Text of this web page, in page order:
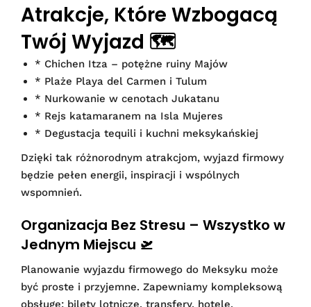
Atrakcje, Które Wzbogacą
Twój Wyjazd 🗺️
* Chichen Itza – potężne ruiny Majów
* Plaże Playa del Carmen i Tulum
* Nurkowanie w cenotach Jukatanu
* Rejs katamaranem na Isla Mujeres
* Degustacja tequili i kuchni meksykańskiej
Dzięki tak różnorodnym atrakcjom, wyjazd firmowy
będzie pełen energii, inspiracji i wspólnych
wspomnień.
Organizacja Bez Stresu – Wszystko w
Jednym Miejscu 🛫
Planowanie wyjazdu firmowego do Meksyku może
być proste i przyjemne. Zapewniamy kompleksową
obsługę: bilety lotnicze, transfery, hotele,